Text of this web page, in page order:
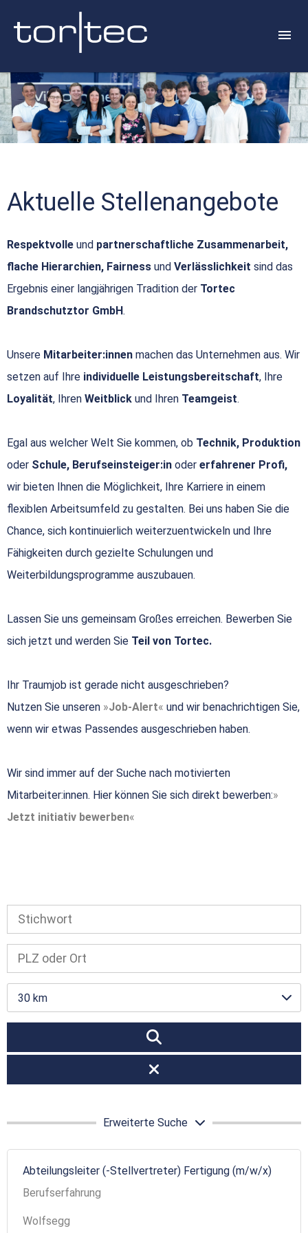
Aktuelle Stellenangebote
Respektvolle und partnerschaftliche Zusammenarbeit,
flache Hierarchien, Fairness und Verlässlichkeit sind das
Ergebnis einer langjährigen Tradition der Tortec
Brandschutztor GmbH.
Unsere Mitarbeiter:innen machen das Unternehmen aus. Wir
setzen auf Ihre individuelle Leistungsbereitschaft, Ihre
Loyalität, Ihren Weitblick und Ihren Teamgeist.
Egal aus welcher Welt Sie kommen, ob Technik, Produktion
oder Schule, Berufseinsteiger:in oder erfahrener Profi,
wir bieten Ihnen die Möglichkeit, Ihre Karriere in einem
flexiblen Arbeitsumfeld zu gestalten. Bei uns haben Sie die
Chance, sich kontinuierlich weiterzuentwickeln und Ihre
Fähigkeiten durch gezielte Schulungen und
Weiterbildungsprogramme auszubauen.
Lassen Sie uns gemeinsam Großes erreichen. Bewerben Sie
sich jetzt und werden Sie Teil von Tortec.
Ihr Traumjob ist gerade nicht ausgeschrieben?
Nutzen Sie unseren
Job-Alert
und wir benachrichtigen Sie,
wenn wir etwas Passendes ausgeschrieben haben.
Wir sind immer auf der Suche nach motivierten
Mitarbeiter:innen. Hier können Sie sich direkt bewerben:
Jetzt initiativ bewerben
30 km
Erweiterte Suche
Abteilungsleiter (-Stellvertreter) Fertigung (m/w/x)
Berufserfahrung
Wolfsegg